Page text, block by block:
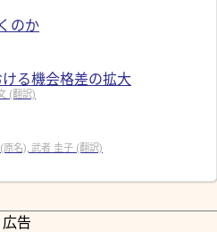
のか
る機会格差の拡大
(翻訳)
名), 武者 圭子 (翻訳)
広告